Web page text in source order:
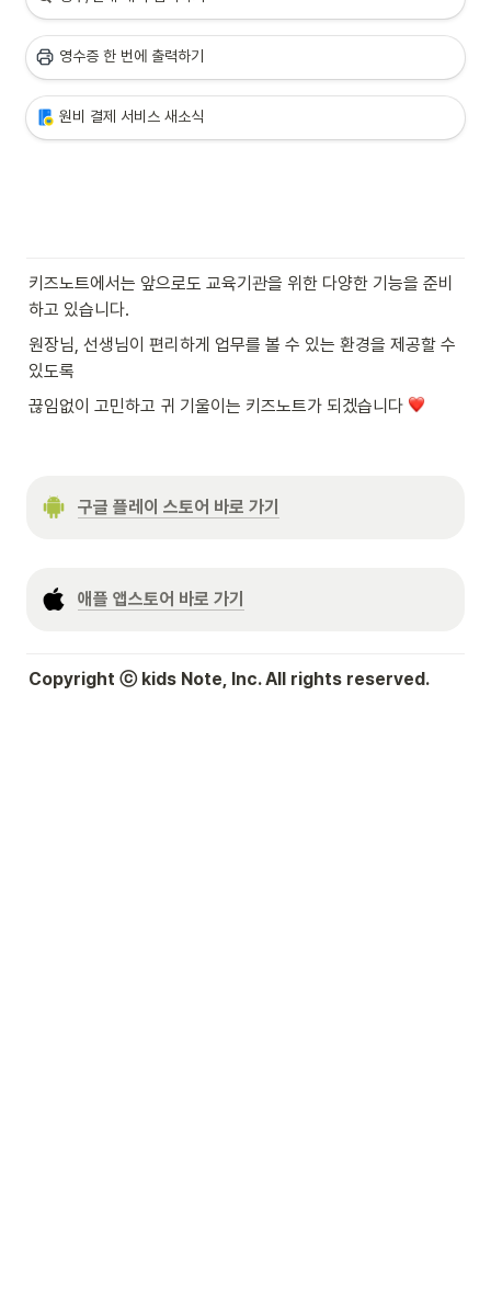
영수증 한 번에 출력하기
원비 결제 서비스 새소식
키즈노트에서는 앞으로도 교육기관을 위한 다양한 기능을 준비
하고 있습니다.
원장님, 선생님이 편리하게 업무를 볼 수 있는 환경을 제공할 수
있도록
끊임없이 고민하고 귀 기울이는 키즈노트가 되겠습니다
구글 플레이 스토어 바로 가기
애플 앱스토어 바로 가기
Copyright ⓒ kids Note, Inc. All rights reserved.